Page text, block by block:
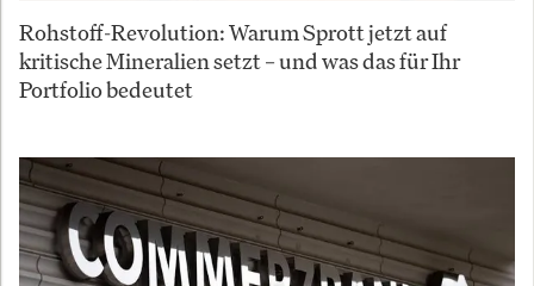
Rohstoff-Revolution: Warum Sprott jetzt auf
kritische Mineralien setzt – und was das für Ihr
Portfolio bedeutet